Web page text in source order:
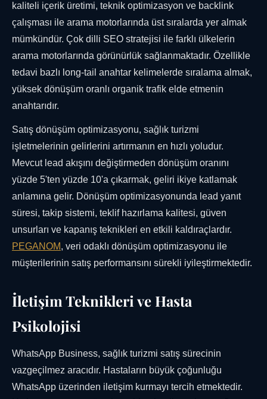
kaliteli içerik üretimi, teknik optimizasyon ve backlink
çalışması ile arama motorlarında üst sıralarda yer almak
mümkündür. Çok dilli SEO stratejisi ile farklı ülkelerin
arama motorlarında görünürlük sağlanmaktadır. Özellikle
tedavi bazlı long-tail anahtar kelimelerde sıralama almak,
yüksek dönüşüm oranlı organik trafik elde etmenin
anahtarıdır.
Satış dönüşüm optimizasyonu, sağlık turizmi
işletmelerinin gelirlerini artırmanın en hızlı yoludur.
Mevcut lead akışını değiştirmeden dönüşüm oranını
yüzde 5'ten yüzde 10'a çıkarmak, geliri ikiye katlamak
anlamına gelir. Dönüşüm optimizasyonunda lead yanıt
süresi, takip sistemi, teklif hazırlama kalitesi, güven
unsurları ve kapanış teknikleri en etkili kaldıraçlardır.
PEGANOM, veri odaklı dönüşüm optimizasyonu ile
müşterilerinin satış performansını sürekli iyileştirmektedir.
İletişim Teknikleri ve Hasta
Psikolojisi
WhatsApp Business, sağlık turizmi satış sürecinin
vazgeçilmez aracıdır. Hastaların büyük çoğunluğu
WhatsApp üzerinden iletişim kurmayı tercih etmektedir.